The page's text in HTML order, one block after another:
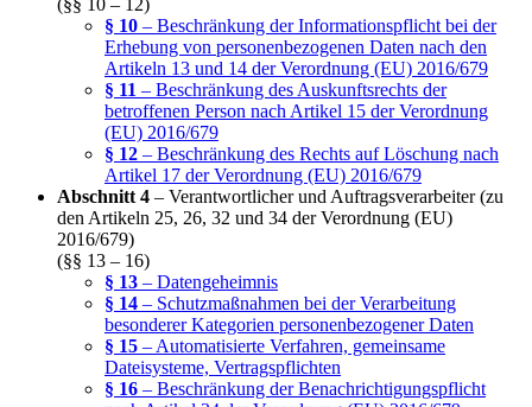
(§§ 10 – 12)
§ 10 – Beschränkung der Informationspflicht bei der
Erhebung von personenbezogenen Daten nach den
Artikeln 13 und 14 der Verordnung (EU) 2016/679
§ 11 – Beschränkung des Auskunftsrechts der
betroffenen Person nach Artikel 15 der Verordnung
(EU) 2016/679
§ 12 – Beschränkung des Rechts auf Löschung nach
Artikel 17 der Verordnung (EU) 2016/679
Abschnitt 4 – Verantwortlicher und Auftragsverarbeiter (zu
den Artikeln 25, 26, 32 und 34 der Verordnung (EU)
2016/679)
(§§ 13 – 16)
§ 13 – Datengeheimnis
§ 14 – Schutzmaßnahmen bei der Verarbeitung
besonderer Kategorien personenbezogener Daten
§ 15 – Automatisierte Verfahren, gemeinsame
Dateisysteme, Vertragspflichten
§ 16 – Beschränkung der Benachrichtigungspflicht